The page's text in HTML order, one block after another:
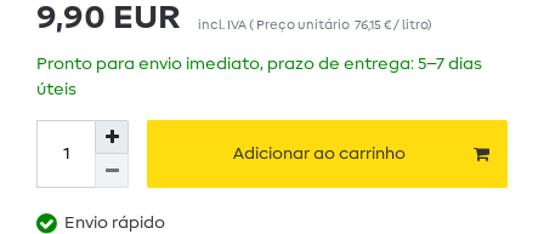
9,90 EUR incl. IVA( Preço unitário 76,15 € / litro)
Pronto para envio imediato, prazo de entrega: 5–7 dias
úteis
Adicionar ao carrinho
Envio rápido